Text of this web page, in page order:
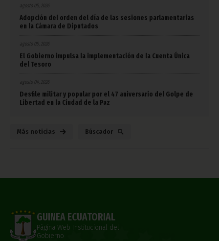
agosto 05, 2026
Adopción del orden del día de las sesiones parlamentarias
en la Cámara de Diputados
agosto 05, 2026
El Gobierno impulsa la implementación de la Cuenta Única
del Tesoro
agosto 04, 2026
Desfile militar y popular por el 47 aniversario del Golpe de
Libertad en la Ciudad de la Paz
Más noticias Búscador
GUINEA ECUATORIAL
Página Web Institucional del
Gobierno